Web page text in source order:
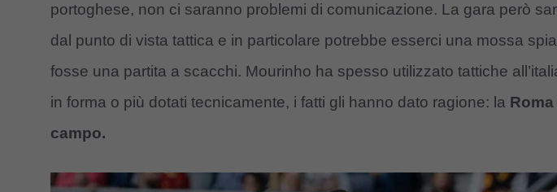
portoghese, non ci saranno problemi di comunicazione. La gara però
dal punto di vista tattica e in particolare potrebbe esserci una mossa
fosse una partita a scacchi. Mourinho ha spesso utilizzato tattiche
in forma o più dotati tecnicamente, i fatti gli hanno dato ragione: la
campo.